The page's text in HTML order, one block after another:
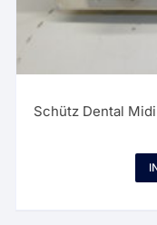
Schütz Dental